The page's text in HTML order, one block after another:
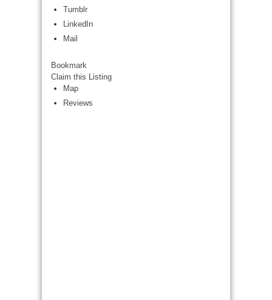
Tumblr
LinkedIn
Mail
Bookmark
Claim this Listing
Map
Reviews